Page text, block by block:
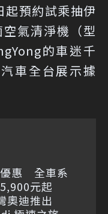
起預約試乘抽伊
氣清淨機（型
的車迷千
車全台展示據
優惠 全車系
元起
奧迪推出